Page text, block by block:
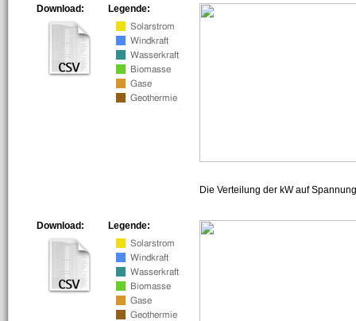
Legende:
Download:
Die Verteilung der kW auf
Legende:
Download: